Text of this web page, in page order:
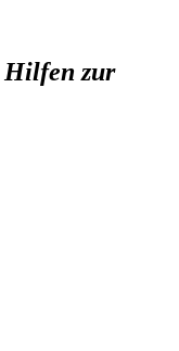
Hilfen zur